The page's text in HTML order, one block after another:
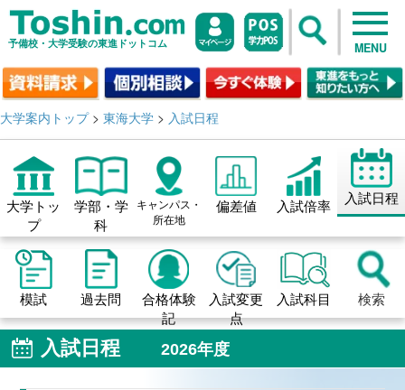
予備校・大学受験の東進ドットコム MENU
大学案内トップ> 東海大学 > 入試日程
大学トッ
プ
学部・学
科
キャンパス・
所在地
偏差値 入試倍率 入試日程
模試 過去問
合格体験
記
入試変更
点
入試科目 検索
入試日程 2026年度